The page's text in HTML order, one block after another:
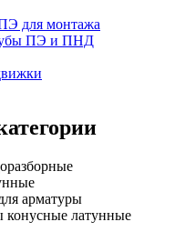
для монтажа
ПЭ и ПНД